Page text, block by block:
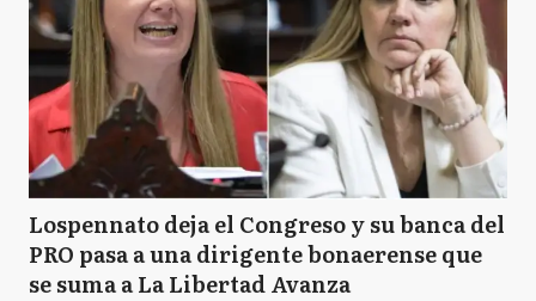
Lospennato deja el Congreso y su banca del
PRO pasa a una dirigente bonaerense que
se suma a La Libertad Avanza